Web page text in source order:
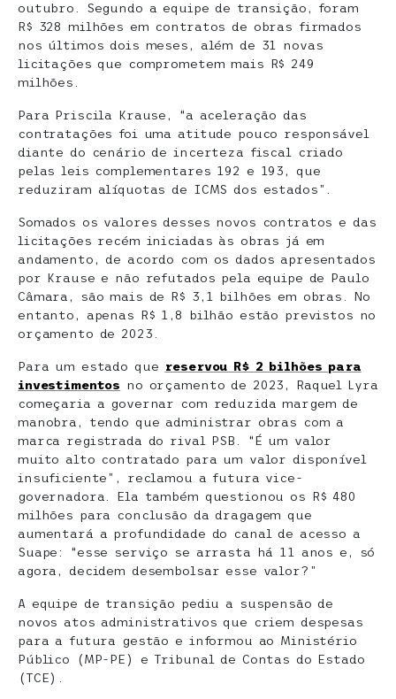
outubro. Segundo a equipe de transição, foram
R$ 328 milhões em contratos de obras firmados
nos últimos dois meses, além de 31 novas
licitações que comprometem mais R$ 249
milhões.
Para Priscila Krause, “a aceleração das
contratações foi uma atitude pouco responsável
diante do cenário de incerteza fiscal criado
pelas leis complementares 192 e 193, que
reduziram alíquotas de ICMS dos estados”.
Somados os valores desses novos contratos e das
licitações recém iniciadas às obras já em
andamento, de acordo com os dados apresentados
por Krause e não refutados pela equipe de Paulo
Câmara, são mais de R$ 3,1 bilhões em obras. No
entanto, apenas R$ 1,8 bilhão estão previstos no
orçamento de 2023.
Para um estado que reservou R$ 2 bilhões para
investimentos no orçamento de 2023, Raquel Lyra
começaria a governar com reduzida margem de
manobra, tendo que administrar obras com a
marca registrada do rival PSB. “É um valor
muito alto contratado para um valor disponível
insuficiente”, reclamou a futura vice-
governadora. Ela também questionou os R$ 480
milhões para conclusão da dragagem que
aumentará a profundidade do canal de acesso a
Suape: “esse serviço se arrasta há 11 anos e, só
agora, decidem desembolsar esse valor?”
A equipe de transição pediu a suspensão de
novos atos administrativos que criem despesas
para a futura gestão e informou ao Ministério
Público (MP-PE) e Tribunal de Contas do Estado
(TCE).